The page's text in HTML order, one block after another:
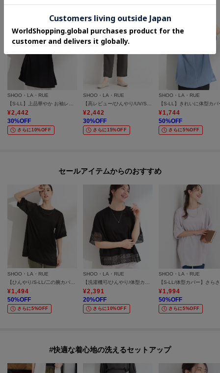
SHOO・LA・RUE
【S-LL】上品華やか お袖レースチュニックトップス
¥2,442
30%OFF
さらに10%OFF
SHOO・LA・RUE
【高レビュー/ひんやり/UV/SS-3L/セットアップ可】さらさらぷるん イージーテーパードパンツ
¥2,442
30%OFF
さらに15%OFF
SHOO・LA・RUE
¥1,744
50%OFF
さらに5%OFF
セールアイテムからのおすすめ
SHOO・LA・RUE
¥1,494
50%OFF
さらに5%OFF
SHOO・LA・RUE
¥2,391
20%OFF
さらに10%OFF
SHOO・LA・RUE
¥1,994
50%OFF
さらに5%OFF
#快適な着心地の洗えるセットアップ